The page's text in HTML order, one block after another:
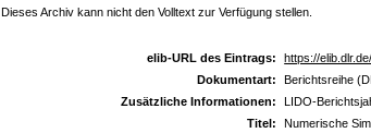
Dieses Archiv kann nicht den Volltext zur Verfügung stellen.
elib-URL des Eintrags:
https://
Dokumentart:
Berichtsreihe
Zusätzliche Informationen:
LIDO-
Titel:
Numerische